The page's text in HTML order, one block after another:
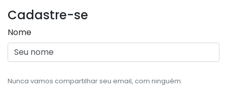
Cadastre-se
Nome
Nunca vamos compartilhar seu email, com ninguém.